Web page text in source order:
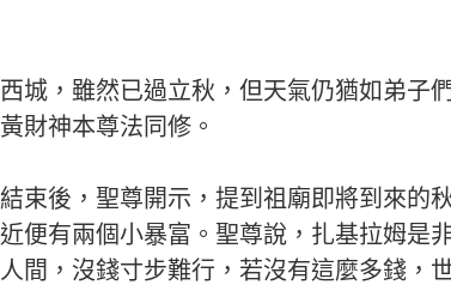
城，雖然已過立秋，但天氣仍猶如弟
財神本尊法同修。
束後，聖尊開示，提到祖廟即將到來
便有兩個小暴富。聖尊說，扎基拉姆
間，沒錢寸步難行，若沒有這麼多錢